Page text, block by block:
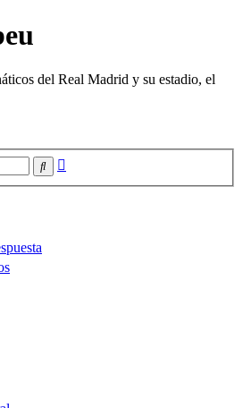
del Real Madrid y su estadio, el
Buscar